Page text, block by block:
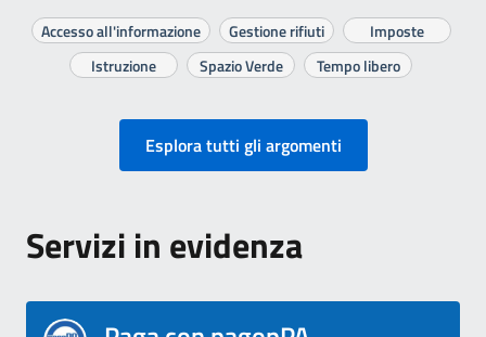
Accesso all'informazione
Gestione rifiuti
Imposte
Istruzione
Spazio Verde Tempo libero
Esplora tutti gli argomenti
Servizi in evidenza